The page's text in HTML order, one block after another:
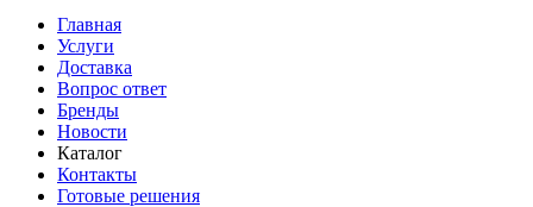
Главная
Услуги
Доставка
Вопрос ответ
Бренды
Новости
Каталог
Контакты
Готовые решения